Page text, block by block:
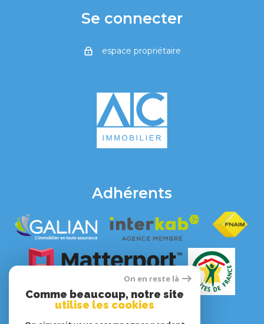
Se connecter
espace propriétaire
Adhérents
On en reste là
Comme beaucoup, notre site
utilise les cookies